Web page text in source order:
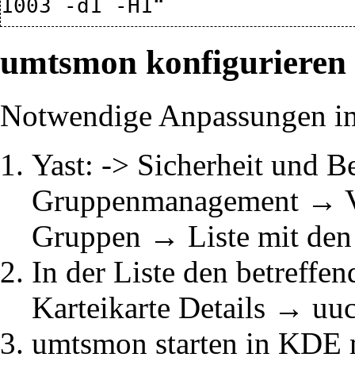
umtsmon konfigurieren
Notwendige Anpassungen
Yast: -> Sicherheit und
Gruppenmanagement →
Gruppen → Liste mit
In der Liste den
Karteikarte Details →
umtsmon starten in